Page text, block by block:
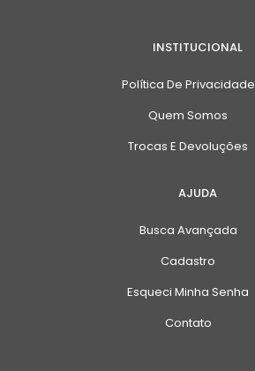
INSTITUCIONAL
Política De Privacidade
Quem Somos
Trocas E Devoluções
AJUDA
Busca Avançada
Cadastro
Esqueci Minha Senha
Contato